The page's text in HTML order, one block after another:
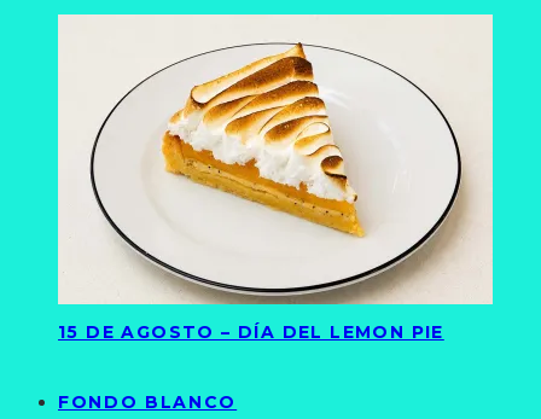
15 DE AGOSTO – DÍA DEL LEMON PIE
FONDO BLANCO